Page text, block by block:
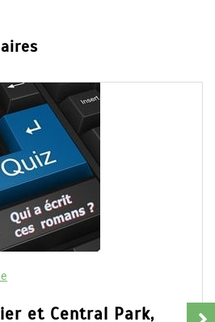
et Central Park,